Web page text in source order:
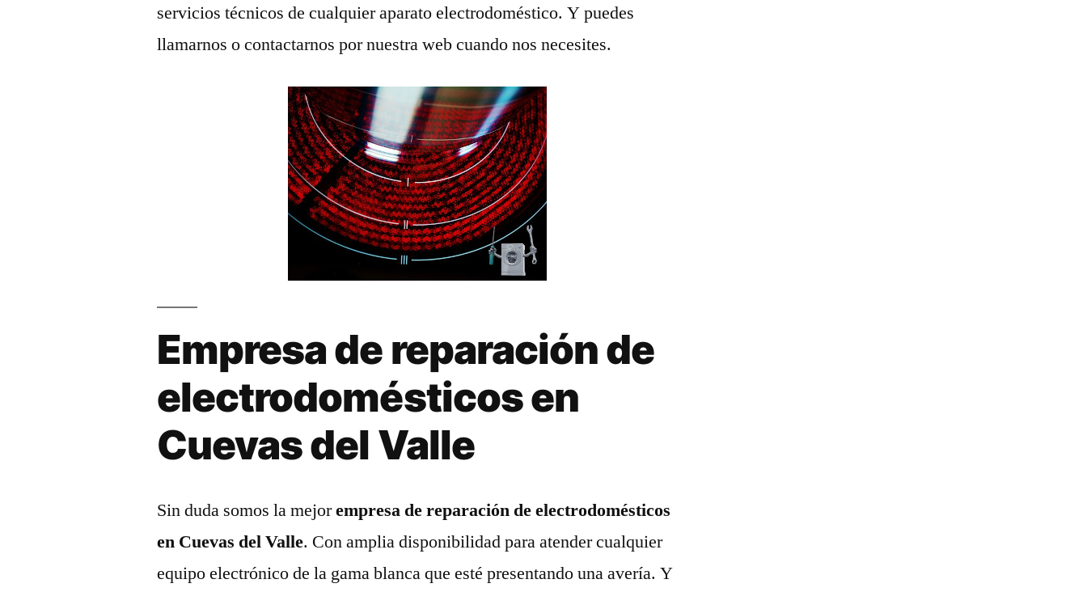
servicios técnicos de cualquier aparato electrodoméstico. Y puedes
llamarnos o contactarnos por nuestra web cuando nos necesites.
Empresa de reparación de
electrodomésticos en
Cuevas del Valle
Sin duda somos la mejorempresa de reparación de electrodomésticos
en Cuevas del Valle. Con amplia disponibilidad para atender cualquier
equipo electrónico de la gama blanca que esté presentando una avería. Y